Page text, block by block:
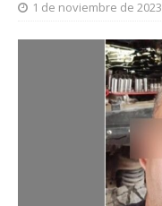
1 de noviembre de 2023